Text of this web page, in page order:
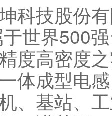
科技股份
世界500
度高密度
体成型电
、基站、